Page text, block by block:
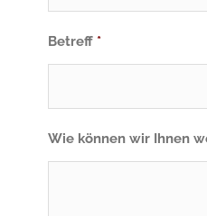
Betreff *
Wie können wir Ihnen